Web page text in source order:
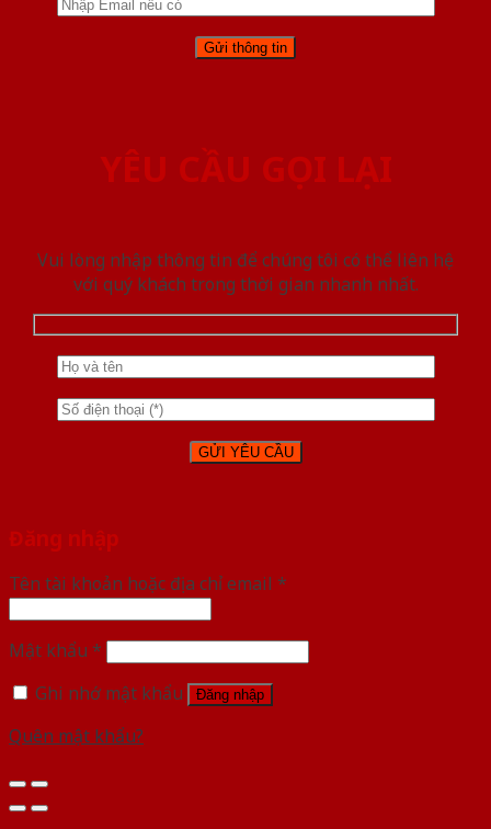
YÊU CẦU GỌI LẠI
Vui lòng nhập thông tin để chúng tôi có thể liên hệ
với quý khách trong thời gian nhanh nhất.
Đăng nhập
Tên tài khoản hoặc địa chỉ email *
Mật khẩu *
Ghi nhớ mật khẩu
Đăng nhập
Quên mật khẩu?